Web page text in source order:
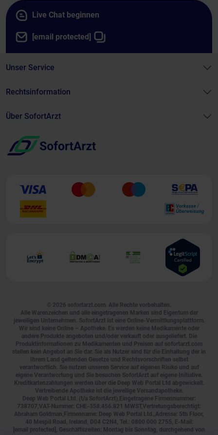
Live Chat beginnen
[email protected]
Unser Service
Rechtsinformation
Über SofortArzt
© 2026 sofortarzt.com. Alle Rechte vorbehalten.
Alle Warenzeichen und alle eingetragenen Marken sind Eigentum der
jeweiligen Unternehmen. SofortArzt ist eine Online-Vermittlungsplattform.
Wir sind keine Online – Apotheke. Es werden keine Medikamente oder
andere Produkte angeboten und/oder verkauft oder ausgeliefert. Die
Produktinformationen zu Medikamenten und Preisen auf sofortarzt.com
stellen kein Angebot an Sie dar. Sie als Nutzer sind für die Einhaltung der in
Ihrem Land geltenden Gesetze und Rechtsvorschriften selbst
verantwortlich. Sie nutzen unseren Service auf eigenes Risiko und auf
eigene Verantwortung und Sie besuchen SofortArzt auf eigene Initiative.
Kreditkartenzahlungen werden über die Deep Web Portal Ltd abgewickelt.
Vertreibende Apotheke ist die jeweilige Versandapotheke.
Deep Web Portal Ltd. (t/a SofortArzt),Eingetragene Firmennummer:
738707,VAT-Nummer: CHE-358.456.821 MWST,Vertretungsberechtigt:
Abraham Goldman,Firmenname: Deep Web Portal Ltd.,Adresse: 5th Floor,
40 Mespil Road, Ireland, D04 C2N4, Tel.: 0800 000 2755, E-Mail:
[email protected] , Geschäftszeiten: Montag bis Sonntag, durchgehend von